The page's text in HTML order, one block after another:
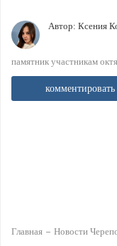
Автор: Ксения
памятник участникам
комментировать
Главная Новости